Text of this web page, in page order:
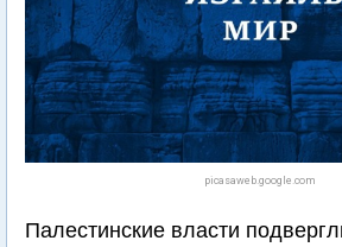
picasaweb.google.com
Палестинские власти